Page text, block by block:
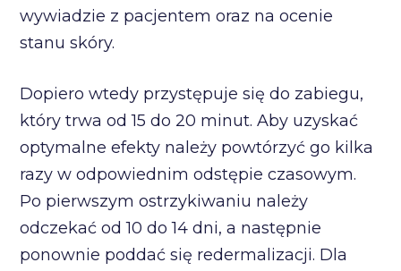
wywiadzie z pacjentem oraz na ocenie
stanu skóry.
Dopiero wtedy przystępuje się do zabiegu,
który trwa od 15 do 20 minut. Aby uzyskać
optymalne efekty należy powtórzyć go kilka
razy w odpowiednim odstępie czasowym.
Po pierwszym ostrzykiwaniu należy
odczekać od 10 do 14 dni, a następnie
ponownie poddać się redermalizacji. Dla